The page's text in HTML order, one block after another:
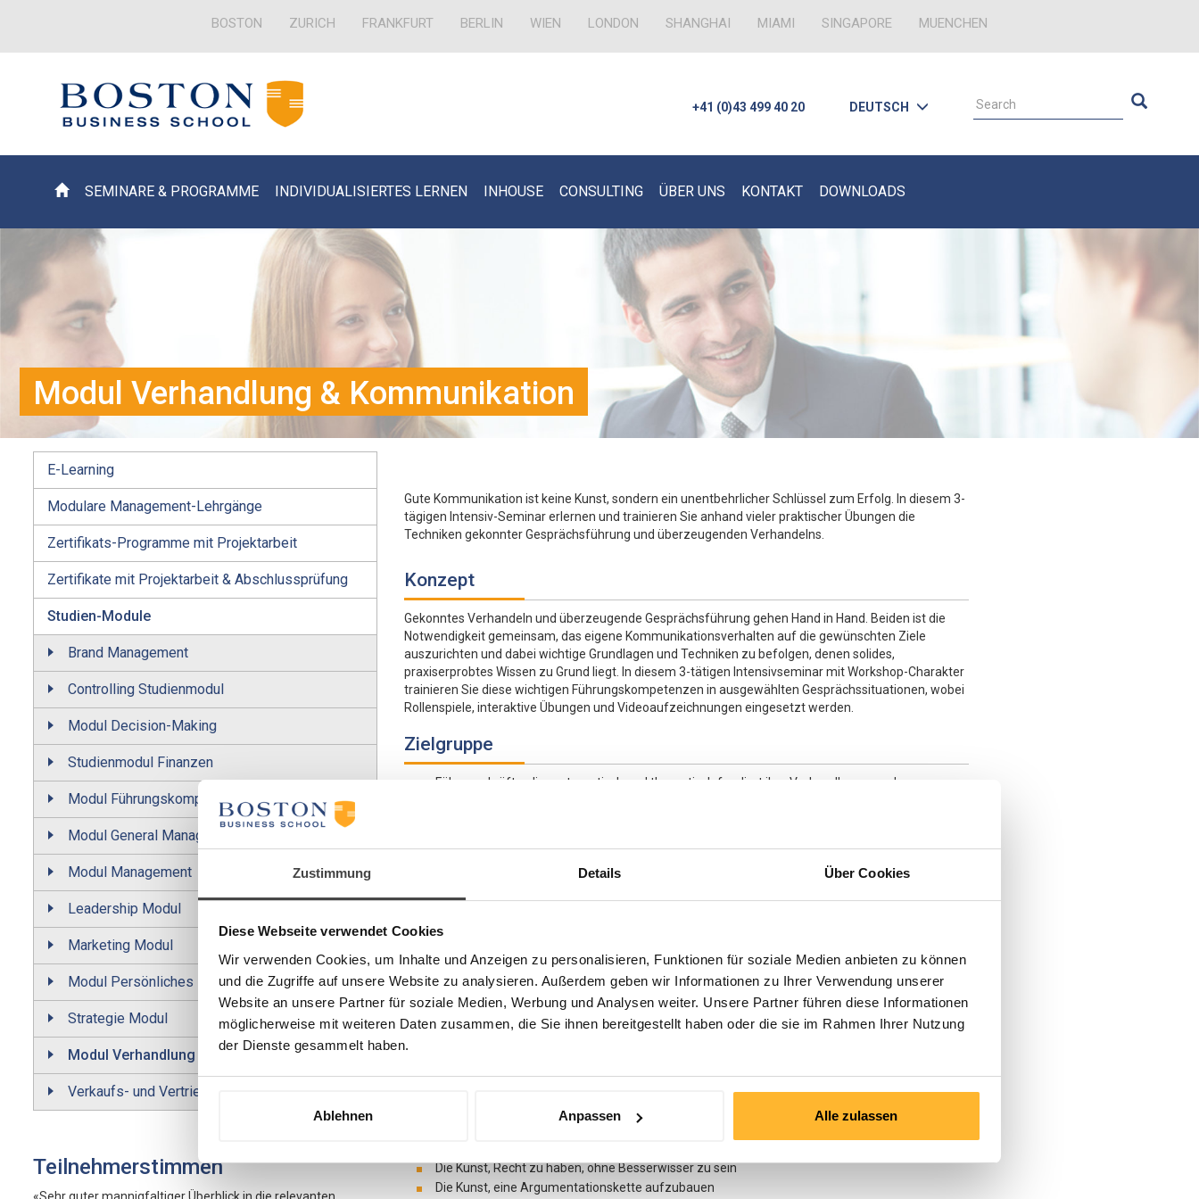
Zustimmung Details Über Cookies
Diese Webseite verwendet Cookies
Wir verwenden Cookies, um Inhalte und Anzeigen zu personalisieren, Funktionen für soziale Medien anbieten zu können
und die Zugriffe auf unsere Website zu analysieren. Außerdem geben wir Informationen zu Ihrer Verwendung unserer
Website an unsere Partner für soziale Medien, Werbung und Analysen weiter. Unsere Partner führen diese Informationen
möglicherweise mit weiteren Daten zusammen, die Sie ihnen bereitgestellt haben oder die sie im Rahmen Ihrer Nutzung
der Dienste gesammelt haben.
Ablehnen Anpassen Alle zulassen
BOSTON ZURICH FRANKFURT BERLIN WIEN LONDON SHANGHAI MIAMI SINGAPORE MUENCHEN
DEUTSCH
+41 (0)43 499 40 20
SEMINARE & PROGRAMME INDIVIDUALISIERTES LERNEN INHOUSE CONSULTING ÜBER UNS KONTAKT DOWNLOADS
Modul Verhandlung & Kommunikation
E-Learning
Modulare Management-Lehrgänge
Zertifikats-Programme mit Projektarbeit
Zertifikate mit Projektarbeit & Abschlussprüfung
Studien-Module
Brand Management
Controlling Studienmodul
Modul Decision-Making
Studienmodul Finanzen
Modul Führungskompetenz
Modul General Management
Modul Management
Leadership Modul
Marketing Modul
Modul Persönliches Führungsverhalten
Strategie Modul
Modul Verhandlung & Kommunikation
Verkaufs- und Vertriebs-Modul
Teilnehmerstimmen
Gute Kommunikation ist keine Kunst, sondern ein unentbehrlicher Schlüssel zum Erfolg. In diesem 3-
tägigen Intensiv-Seminar erlernen und trainieren Sie anhand vieler praktischer Übungen die
Techniken gekonnter Gesprächsführung und überzeugenden Verhandelns.
Konzept
Gekonntes Verhandeln und überzeugende Gesprächsführung gehen Hand in Hand. Beiden ist die
Notwendigkeit gemeinsam, das eigene Kommunikationsverhalten auf die gewünschten Ziele
auszurichten und dabei wichtige Grundlagen und Techniken zu befolgen, denen solides,
praxiserprobtes Wissen zu Grund liegt. In diesem 3-tätigen Intensivseminar mit Workshop-Charakter
trainieren Sie diese wichtigen Führungskompetenzen in ausgewählten Gesprächssituationen, wobei
Rollenspiele, interaktive Übungen und Videoaufzeichnungen eingesetzt werden.
Zielgruppe
Führungskräfte, die systematisch und theoretisch fundiert ihre Verhandlungs- und
Führungskräfte, die ihre argumentative Überzeugungskraft schärfen wollen
Nutzen
Das 3-tägige Seminar hilft den Teilnehmer/innen, Kommunikation und Verhandlung als Ganzes zu
verstehen und so die Hebel, mit denen die eigenen Kommunikationskraft erhöht werden kann, zu
nutzen.
Themenschwerpunkte
Eine Konversation starten
Die Kunst, Recht zu haben, ohne Besserwisser zu sein
Die Kunst, eine Argumentationskette aufzubauen